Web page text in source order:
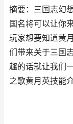
摘要：三国志幻
国名将可以让你
玩家想要知道黄
们带来关于三国
趣的话就让我们
之歌黄月英技能